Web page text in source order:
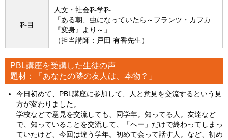
科目
人文・社会科学科
「ある朝、虫になっていたら～フランツ・カフカ
『変身』より～」
（担当講師：戸田 有香先生）
PBL講座を受講した生徒の声
題材：「あなたの隣の友人は、本物？」
今日初めて、PBL講座に参加して、人と意見を交流するという見
方が変わりました。
学校などで意見を交流しても、同学年。知ってる人。友達など
で、知っていることを交流して、「へー」だけで終わってしまっ
ていたけど、今回は違う学年。初めて会って話す人。など、初め